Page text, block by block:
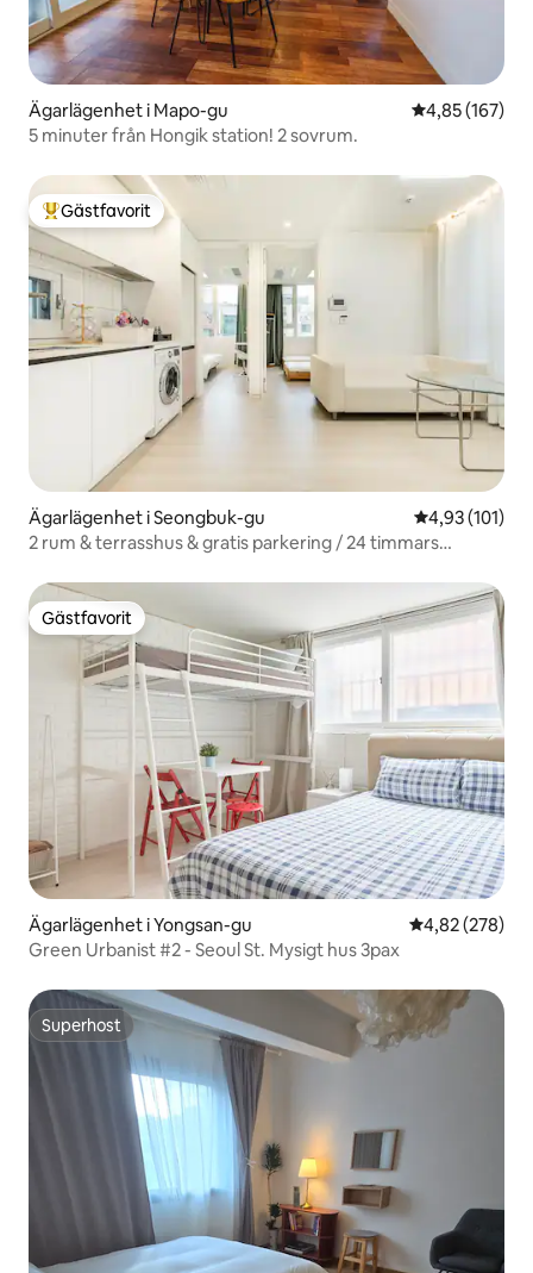
Ägarlägenhet i Mapo-gu 4,85 av 5 i
4,85 (167)
5 minuter från Hongik station! 2 sovrum.
Populär gästfavorit
Gästfavorit
Ägarlägenhet i Seongbuk-gu 4,93 av 5 i
4,93 (101)
2 rum & terrasshus & gratis parkering / 24 timmars
till tunnelbanan / hiss
Gästfavorit
Gästfavorit
Ägarlägenhet i Yongsan-gu 4,82 av 5 i
4,82 (278)
Green Urbanist #2 - Seoul St. Mysigt hus 3pax
Superhost
Superhost